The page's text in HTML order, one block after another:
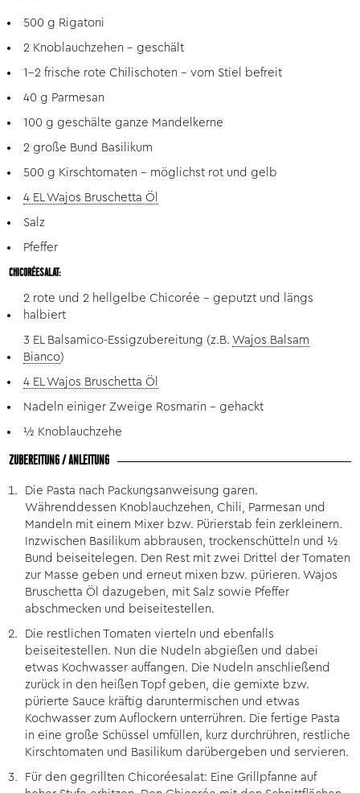
500 g Rigatoni
2 Knoblauchzehen - geschält
1-2 frische rote Chilischoten - vom Stiel befreit
40 g Parmesan
100 g geschälte ganze Mandelkerne
2 große Bund Basilikum
500 g Kirschtomaten - möglichst rot und gelb
4 EL Wajos Bruschetta Öl
Salz
Pfeffer
CHICORÉESALAT:
2 rote und 2 hellgelbe Chicorée - geputzt und längs
halbiert
3 EL Balsamico-Essigzubereitung (z.B. Wajos Balsam
Bianco)
4 EL Wajos Bruschetta Öl
Nadeln einiger Zweige Rosmarin - gehackt
½ Knoblauchzehe
ZUBEREITUNG / ANLEITUNG
Die Pasta nach Packungsanweisung garen.
Währenddessen Knoblauchzehen, Chili, Parmesan und
Mandeln mit einem Mixer bzw. Pürierstab fein zerkleinern.
Inzwischen Basilikum abbrausen, trockenschütteln und ½
Bund beiseitelegen. Den Rest mit zwei Drittel der Tomaten
zur Masse geben und erneut mixen bzw. pürieren. Wajos
Bruschetta Öl dazugeben, mit Salz sowie Pfeffer
abschmecken und beiseitestellen.
Die restlichen Tomaten vierteln und ebenfalls
beiseitestellen. Nun die Nudeln abgießen und dabei
etwas Kochwasser auffangen. Die Nudeln anschließend
zurück in den heißen Topf geben, die gemixte bzw.
pürierte Sauce kräftig daruntermischen und etwas
Kochwasser zum Auflockern unterrühren. Die fertige Pasta
in eine große Schüssel umfüllen, kurz durchrühren, restliche
Kirschtomaten und Basilikum darübergeben und servieren.
Für den gegrillten Chicoréesalat: Eine Grillpfanne auf